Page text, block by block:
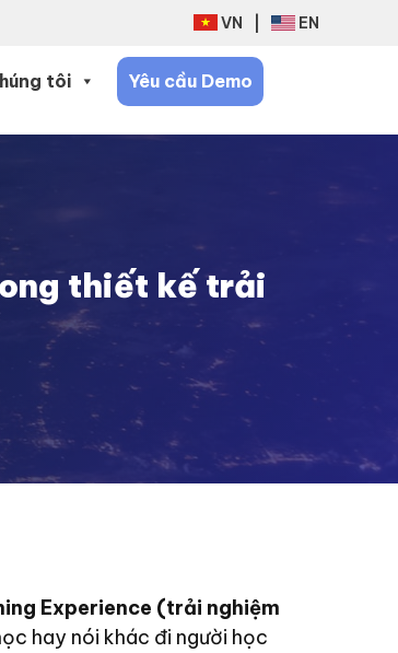
VN EN
tôi Yêu cầu Demo
thiết kế trải
Experience (trải nghiệm
hay nói khác đi người học